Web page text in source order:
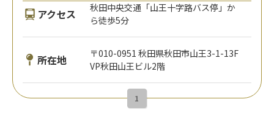
アクセス
秋田中央交通「山王十字路バス停」か
ら徒歩5分
所在地
〒010-0951 秋田県秋田市山王3-1-13F
VP秋田山王ビル2階
1